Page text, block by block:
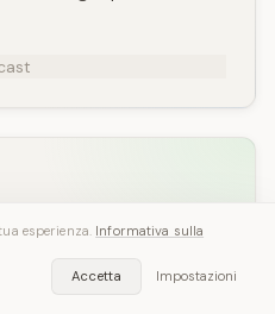
SozAI per l'uso
aveva bisogno di un
esperienza. Informativa sulla
Accetta
Impostazioni